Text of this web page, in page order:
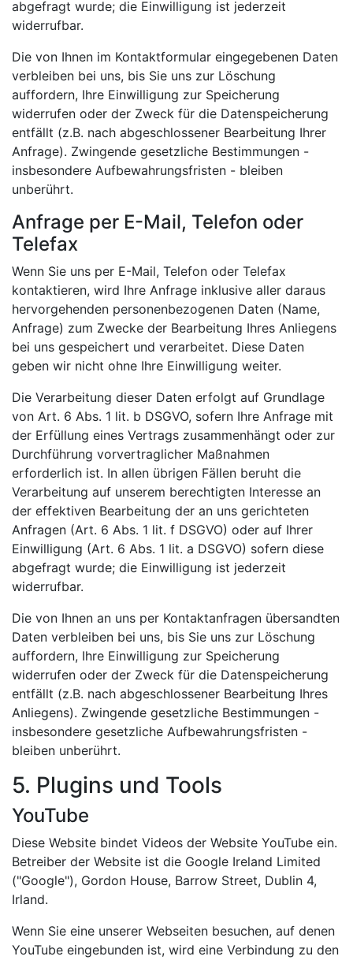
abgefragt wurde; die Einwilligung ist jederzeit
widerrufbar.
Die von Ihnen im Kontaktformular eingegebenen Daten
verbleiben bei uns, bis Sie uns zur Löschung
auffordern, Ihre Einwilligung zur Speicherung
widerrufen oder der Zweck für die Datenspeicherung
entfällt (z.B. nach abgeschlossener Bearbeitung Ihrer
Anfrage). Zwingende gesetzliche Bestimmungen -
insbesondere Aufbewahrungsfristen - bleiben
unberührt.
Anfrage per E-Mail, Telefon oder
Telefax
Wenn Sie uns per E-Mail, Telefon oder Telefax
kontaktieren, wird Ihre Anfrage inklusive aller daraus
hervorgehenden personenbezogenen Daten (Name,
Anfrage) zum Zwecke der Bearbeitung Ihres Anliegens
bei uns gespeichert und verarbeitet. Diese Daten
geben wir nicht ohne Ihre Einwilligung weiter.
Die Verarbeitung dieser Daten erfolgt auf Grundlage
von Art. 6 Abs. 1 lit. b DSGVO, sofern Ihre Anfrage mit
der Erfüllung eines Vertrags zusammenhängt oder zur
Durchführung vorvertraglicher Maßnahmen
erforderlich ist. In allen übrigen Fällen beruht die
Verarbeitung auf unserem berechtigten Interesse an
der effektiven Bearbeitung der an uns gerichteten
Anfragen (Art. 6 Abs. 1 lit. f DSGVO) oder auf Ihrer
Einwilligung (Art. 6 Abs. 1 lit. a DSGVO) sofern diese
abgefragt wurde; die Einwilligung ist jederzeit
widerrufbar.
Die von Ihnen an uns per Kontaktanfragen übersandten
Daten verbleiben bei uns, bis Sie uns zur Löschung
auffordern, Ihre Einwilligung zur Speicherung
widerrufen oder der Zweck für die Datenspeicherung
entfällt (z.B. nach abgeschlossener Bearbeitung Ihres
Anliegens). Zwingende gesetzliche Bestimmungen -
insbesondere gesetzliche Aufbewahrungsfristen -
bleiben unberührt.
5. Plugins und Tools
YouTube
Diese Website bindet Videos der Website YouTube ein.
Betreiber der Website ist die Google Ireland Limited
("Google"), Gordon House, Barrow Street, Dublin 4,
Irland.
Wenn Sie eine unserer Webseiten besuchen, auf denen
YouTube eingebunden ist, wird eine Verbindung zu den